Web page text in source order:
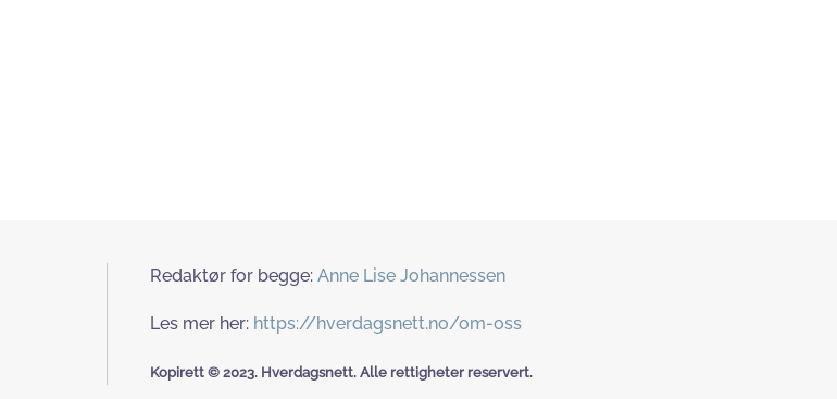
Redaktør for begge: Anne Lise Johannessen
Les mer her: https://hverdagsnett.no/om-oss
Kopirett © 2023. Hverdagsnett. Alle rettigheter reservert.